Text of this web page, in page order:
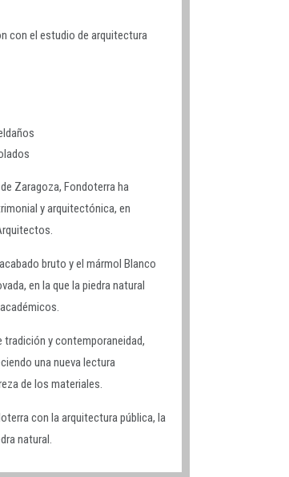
con el estudio de arquitectura
Zaragoza, Fondoterra ha
y arquitectónica, en
bruto y el mármol Blanco
en la que la piedra natural
y contemporaneidad,
una nueva lectura
de los materiales.
con la arquitectura pública, la
natural.